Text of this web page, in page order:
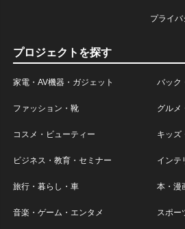
プライ
プロジェクトを探す
家電・AV機器・ガジェット バック
ファッション・靴 グルメ
コスメ・ビューティー キッズ
ビジネス・教育・セミナー インテ
旅行・暮らし・車 本・漫
音楽・ゲーム・エンタメ スポー